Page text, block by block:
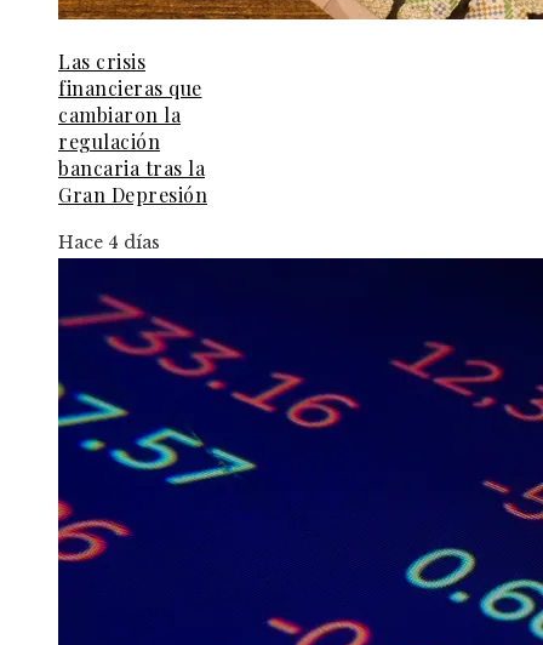
Las crisis
financieras que
cambiaron la
regulación
bancaria tras la
Gran Depresión
Hace 4 días